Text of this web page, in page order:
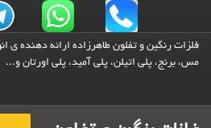
فلزات رنگین و تفلون طاهرزاده ارائه دهنده ی
مس، برنج، پلی اتیلن، پلی آمید، پلی اورتان و...